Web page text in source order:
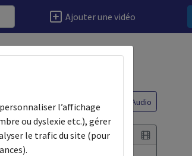
Ajouter une vidéo
Audio
00:03:38
l’affichage
ou dyslexie etc.), gérer
le trafic du site (pour